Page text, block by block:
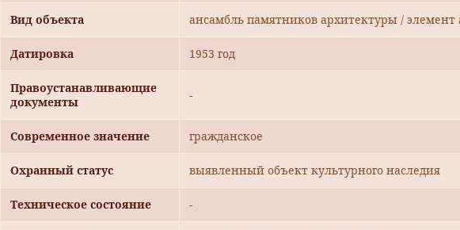
Вид объекта ансамбль памятников архитектуры / элемент
Датировка 1953 год
Правоустанавливающие
документы
-
Современное значение гражданское
Охранный статус выявленный объект культурного наследия
Техническое состояние -